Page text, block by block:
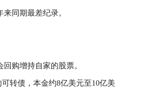
同期最差纪录。
购增持自家的股票。
转债，本金约8亿美元至10亿美